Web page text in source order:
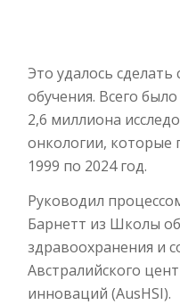
Это удалось
обучения. Всего
2,6 миллиона
онкологии, которые
1999 по 2024 год.
Руководил
Барнетт из Школы
здравоохранения и
Австралийского
инноваций (AusHSI).